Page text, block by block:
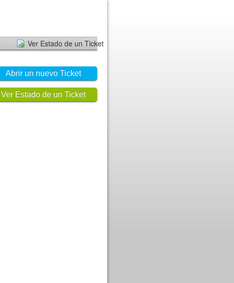
Ver Estado de un Ticket
Abrir un nuevo Ticket
Ver Estado de un Ticket